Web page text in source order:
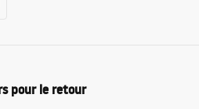
pour le retour